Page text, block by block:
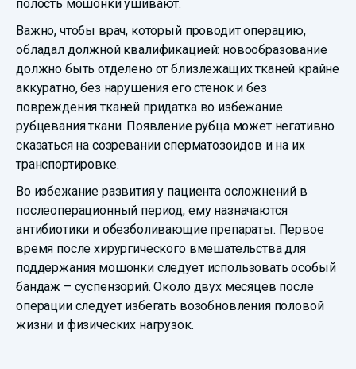
полость мошонки ушивают.
Важно, чтобы врач, который проводит операцию,
обладал должной квалификацией: новообразование
должно быть отделено от близлежащих тканей крайне
аккуратно, без нарушения его стенок и без
повреждения тканей придатка во избежание
рубцевания ткани. Появление рубца может негативно
сказаться на созревании сперматозоидов и на их
транспортировке.
Во избежание развития у пациента осложнений в
послеоперационный период, ему назначаются
антибиотики и обезболивающие препараты. Первое
время после хирургического вмешательства для
поддержания мошонки следует использовать особый
бандаж – суспензорий. Около двух месяцев после
операции следует избегать возобновления половой
жизни и физических нагрузок.